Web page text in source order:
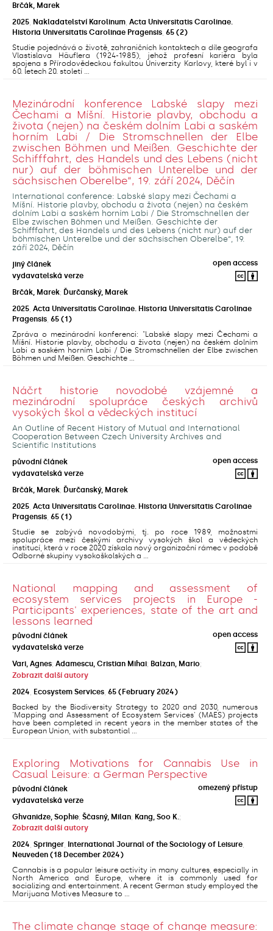
Brčák, Marek
2025 Nakladatelství Karolinum Acta Universitatis Carolinae.
Historia Universitatis Carolinae Pragensis 65 (2)
Studie pojednává o životě, zahraničních kontaktech a díle geografa
Vlastislava Häuflera (1924-1985), jehož profesní kariéra byla
spojena s Přírodovědeckou fakultou Univerzity Karlovy, které byl i v
60. letech 20. století ...
Mezinárodní konference Labské slapy mezi
Čechami a Míšní. Historie plavby, obchodu a
života (nejen) na českém dolním Labi a saském
horním Labi / Die Stromschnellen der Elbe
zwischen Böhmen und Meißen. Geschichte der
Schifffahrt, des Handels und des Lebens (nicht
nur) auf der böhmischen Unterelbe und der
sächsischen Oberelbe“, 19. září 2024, Děčín
International conference: Labské slapy mezi Čechami a
Míšní. Historie plavby, obchodu a života (nejen) na českém
dolním Labi a saském horním Labi / Die Stromschnellen der
Elbe zwischen Böhmen und Meißen. Geschichte der
Schifffahrt, des Handels und des Lebens (nicht nur) auf der
böhmischen Unterelbe und der sächsischen Oberelbe“, 19.
září 2024, Děčín
jiný článek
open access
vydavatelská verze
Brčák, Marek; Ďurčanský, Marek
2025 Acta Universitatis Carolinae. Historia Universitatis Carolinae
Pragensis 65 (1)
Zpráva o mezinárodní konferenci: "Labské slapy mezi Čechami a
Míšní. Historie plavby, obchodu a života (nejen) na českém dolním
Labi a saském horním Labi / Die Stromschnellen der Elbe zwischen
Böhmen und Meißen. Geschichte ...
Náčrt historie novodobé vzájemné a
mezinárodní spolupráce českých archivů
vysokých škol a vědeckých institucí
An Outline of Recent History of Mutual and International
Cooperation Between Czech University Archives and
Scientific Institutions
původní článek
open access
vydavatelská verze
Brčák, Marek; Ďurčanský, Marek
2025 Acta Universitatis Carolinae. Historia Universitatis Carolinae
Pragensis 65 (1)
Studie se zabývá novodobými, tj. po roce 1989, možnostmi
spolupráce mezi českými archivy vysokých škol a vědeckých
institucí, která v roce 2020 získala nový organizační rámec v podobě
Odborné skupiny vysokoškolských a ...
National mapping and assessment of
ecosystem services projects in Europe -
Participants' experiences, state of the art and
lessons learned
původní článek
open access
vydavatelská verze
Vari, Agnes; Adamescu, Cristian Mihai; Balzan, Mario;
Zobrazit další autory
2024 Ecosystem Services 65 (February 2024)
Backed by the Biodiversity Strategy to 2020 and 2030, numerous
'Mapping and Assessment of Ecosystem Services' (MAES) projects
have been completed in recent years in the member states of the
European Union, with substantial ...
Exploring Motivations for Cannabis Use in
Casual Leisure: a German Perspective
původní článek
omezený přístup
vydavatelská verze
Ghvanidze, Sophie; Ščasný, Milan; Kang, Soo K. ;
Zobrazit další autory
2024 Springer International Journal of the Sociology of Leisure
Neuveden (18 December 2024)
Cannabis is a popular leisure activity in many cultures, especially in
North America and Europe, where it is commonly used for
socializing and entertainment. A recent German study employed the
Marijuana Motives Measure to ...
The climate change stage of change measure: